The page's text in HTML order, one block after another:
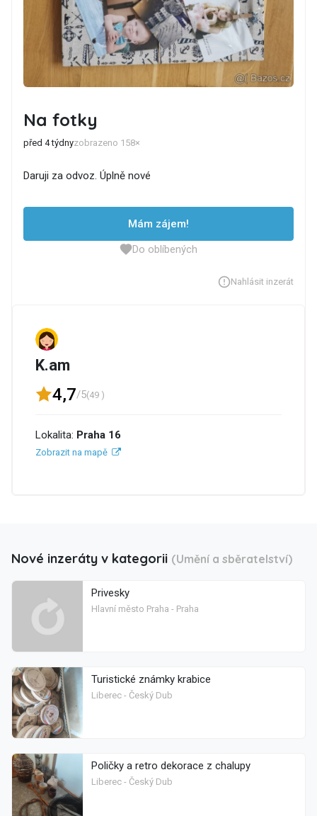
Na fotky
před 4 týdnyzobrazeno 158×
Daruji za odvoz. Úplně nové
Mám zájem!
Do oblíbených
Nahlásit inzerát
K.am
4,7/5(49 )
Lokalita: Praha 16
Zobrazit na mapě
Nové inzeráty v kategorii (Umění a sběratelství)
Privesky
Hlavní město Praha - Praha
Turistické známky krabice
Liberec - Český Dub
Poličky a retro dekorace z chalupy
Liberec - Český Dub